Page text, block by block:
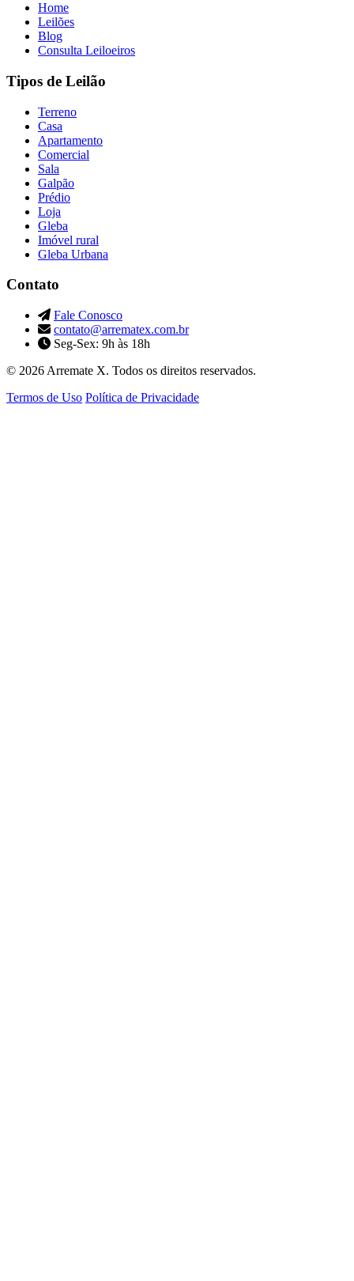
Home
Leilões
Blog
Consulta Leiloeiros
Tipos de Leilão
Terreno
Casa
Apartamento
Comercial
Sala
Galpão
Prédio
Loja
Gleba
Imóvel rural
Gleba Urbana
Contato
Fale Conosco
contato@arrematex.com.br
Seg-Sex: 9h às 18h
© 2026 Arremate X. Todos os direitos reservados.
Termos de Uso Política de Privacidade